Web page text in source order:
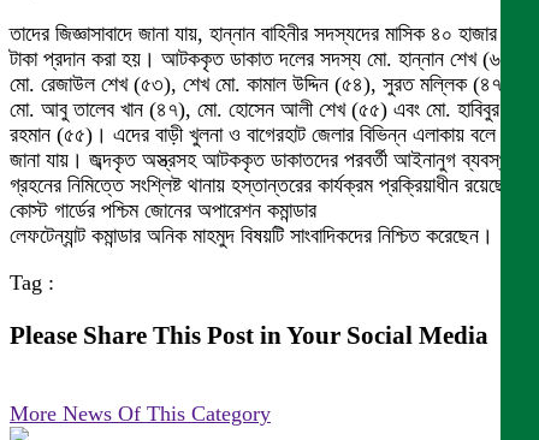
তাদের জিজ্ঞাসাবাদে জানা যায়, হান্নান বাহিনীর সদস্যদের মাসিক ৪০ হাজার
টাকা প্রদান করা হয়। আটককৃত ডাকাত দলের সদস্য মো. হান্নান শেখ (৬৫),
মো. রেজাউল শেখ (৫৩), শেখ মো. কামাল উদ্দিন (৫৪), সুরত মল্লিক (৪৭),
মো. আবু তালেব খান (৪৭), মো. হোসেন আলী শেখ (৫৫) এবং মো. হাবিবুর
রহমান (৫৫)। এদের বাড়ী খুলনা ও বাগেরহাট জেলার বিভিন্ন এলাকায় বলে
জানা যায়। জব্দকৃত অস্ত্রসহ আটককৃত ডাকাতদের পরবর্তী আইনানুগ ব্যবস্থা
গ্রহনের নিমিত্তে সংশ্লিষ্ট থানায় হস্তান্তরের কার্যক্রম প্রক্রিয়াধীন রয়েছে।
কোস্ট গার্ডের পশ্চিম জোনের অপারেশন কমান্ডার
লেফটেন্যান্ট কমান্ডার অনিক মাহমুদ বিষয়টি সাংবাদিকদের নিশ্চিত করেছেন।
Tag :
Please Share This Post in Your Social Media
More News Of This Category